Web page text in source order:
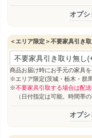
オプシ
＜エリア限定＞不要家具引き取
商品お届け時にお手元の家具
※エリア限定(茨城・栃木・群
※不要家具引取する場合は配
（日付指定は可能。時間帯の
オプシ